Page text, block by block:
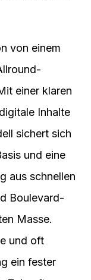
von einem
einer klaren
Inhalte
sichert sich
und eine
aus schnellen
Boulevard-
Masse.
und oft
ein fester